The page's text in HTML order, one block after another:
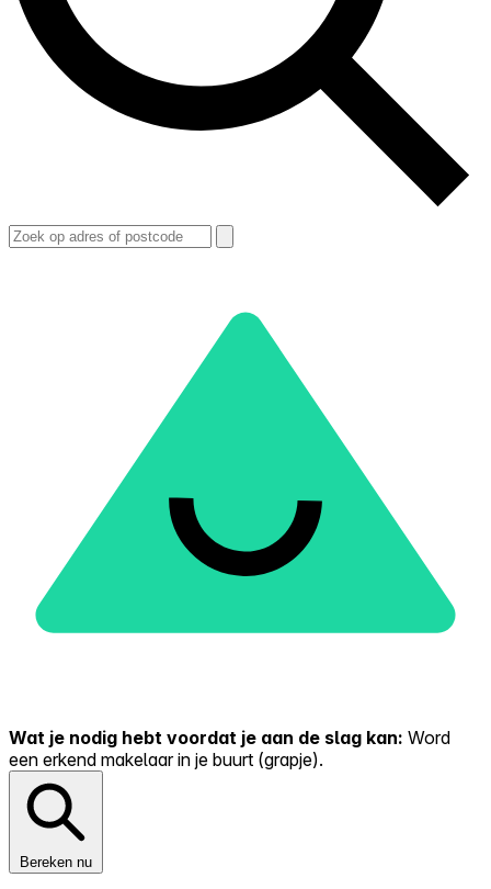
Wat je nodig hebt voordat je aan de slag kan: Word
een erkend makelaar in je buurt (grapje).
Bereken nu